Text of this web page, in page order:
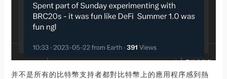
并不是所有的比特幣支持者都對比特幣上的應用程序感到熱